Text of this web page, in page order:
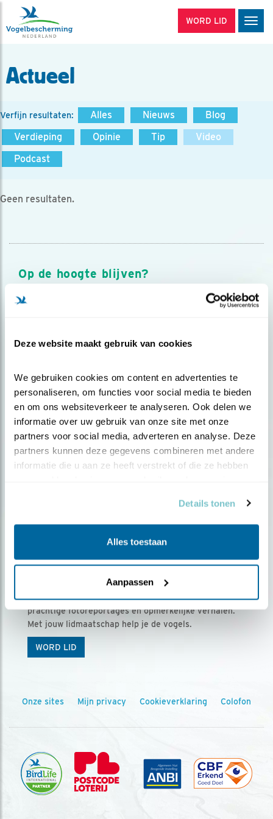
Deze website maakt gebruik van cookies
We gebruiken cookies om content en advertenties te
personaliseren, om functies voor social media te bieden
en om ons websiteverkeer te analyseren. Ook delen we
informatie over uw gebruik van onze site met onze
partners voor social media, adverteren en analyse. Deze
partners kunnen deze gegevens combineren met andere
informatie die u aan ze heeft verstrekt of die ze hebben
Details tonen
Alles toestaan
Aanpassen
WORD LID
Actueel
Verfijn resultaten: Alles Nieuws
Blog
Verdieping
Opinie Tip
Video
Podcast
Geen resultaten.
Op de hoogte blijven?
Meld je aan en ontvang nieuws, inspiratie, acties en tips
over vogels en activiteiten van Vogelbescherming.
Ontvang 5 x Vogels voor € 36,00 per jaar
Vogels is het tijdschrift voor onze leden, met
prachtige fotoreportages en opmerkelijke verhalen.
Met jouw lidmaatschap help je de vogels.
WORD LID
Onze sites Mijn privacy Cookieverklaring Colofon